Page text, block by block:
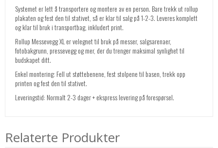
Systemet er lett å transportere og montere av en person. Bare trekk ut rollup
plakaten og fest den til stativet, så er klar til salg på 1-2-3. Leveres komplett
og klar til bruk i transportbag, inkludert print.
Rollup Messevegg XL er velegnet til bruk på messer, salgsarenaer,
fotobakgrunn, pressevegg og mer, der du trenger maksimal synlighet til
budskapet ditt.
Enkel montering: Fell ut støttebenene, fest stolpene til basen, trekk opp
printen og fest den til stativet.
Leveringstid: Normalt 2-3 dager + ekspress levering på forespørsel.
Relaterte Produkter